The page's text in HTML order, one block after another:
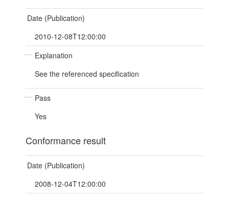
Date (Publication)
2010-12-08T12:00:00
Explanation
See the referenced specification
Pass
Yes
Conformance result
Date (Publication)
2008-12-04T12:00:00